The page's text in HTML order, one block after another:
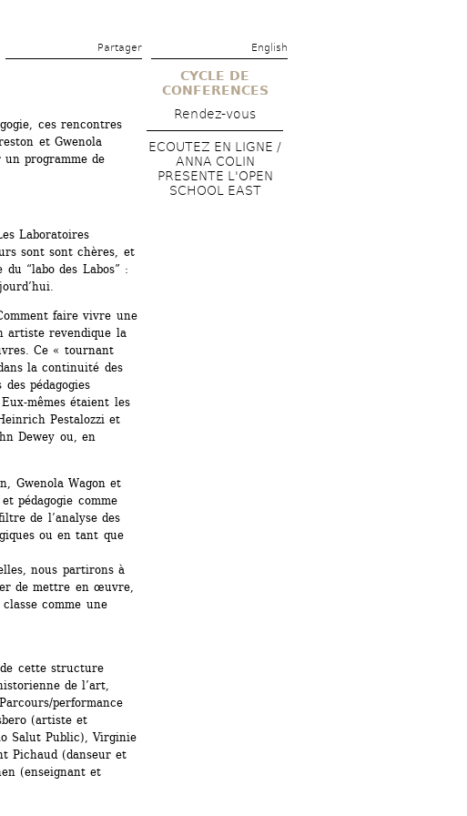
Partager English
ces rencontres
et Gwenola
un programme de
Laboratoires
sont sont chères, et
“labo des Labos” :
faire vivre une
artiste revendique la
Ce « tournant
la continuité des
des pédagogies
mêmes étaient les
Pestalozzi et
Dewey ou, en
Gwenola Wagon et
pédagogie comme
de l’analyse des
ou en tant que
nous partirons à
de mettre en œuvre,
comme une
cette structure
de l’art,
performance
(artiste et
Salut Public), Virginie
Pichaud (danseur et
(enseignant et
CYCLE DE
CONFERENCES
Rendez-vous
ECOUTEZ EN LIGNE /
ANNA COLIN
PRESENTE L'OPEN
SCHOOL EAST